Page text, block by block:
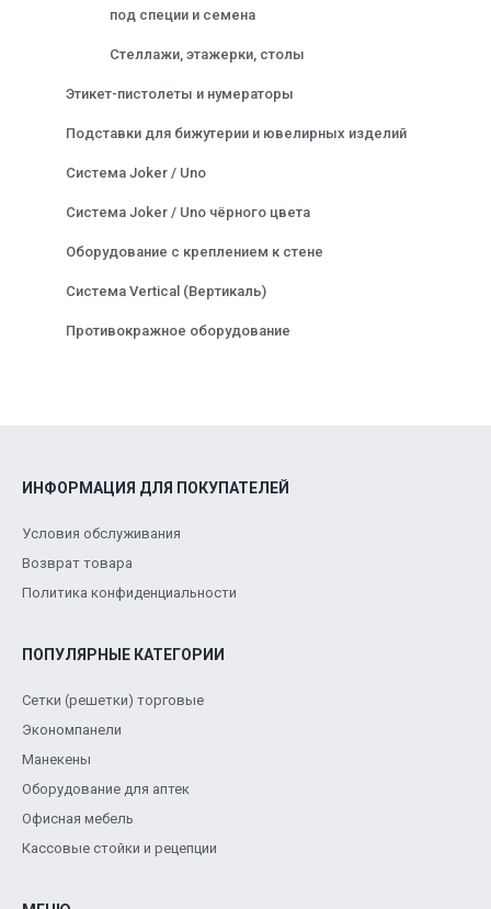
под специи и семена
Стеллажи, этажерки, столы
Этикет-пистолеты и нумераторы
Подставки для бижутерии и ювелирных изделий
Система Joker / Uno
Система Joker / Uno чёрного цвета
Оборудование с креплением к стене
Система Vertical (Вертикаль)
Противокражное оборудование
ИНФОРМАЦИЯ ДЛЯ ПОКУПАТЕЛЕЙ
Условия обслуживания
Возврат товара
Политика конфиденциальности
ПОПУЛЯРНЫЕ КАТЕГОРИИ
Сетки (решетки) торговые
Экономпанели
Манекены
Оборудование для аптек
Офисная мебель
Кассовые стойки и рецепции